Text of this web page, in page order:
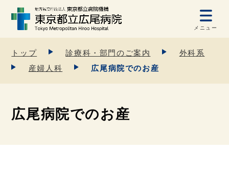
メニュー
トップ 診療科・部門のご案内
外科系
産婦人科
広尾病院でのお産
広尾病院でのお産